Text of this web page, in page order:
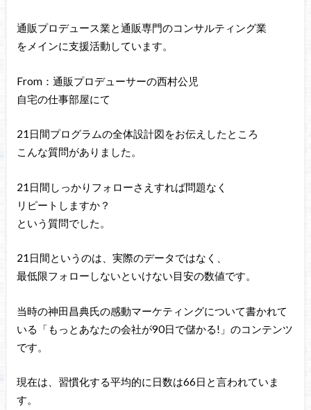
通販プロデュース業と通販専門のコンサルティング業
をメインに支援活動しています。
From：通販プロデューサーの西村公児
自宅の仕事部屋にて
21日間プログラムの全体設計図をお伝えしたところ
こんな質問がありました。
21日間しっかりフォローさえすれば問題なく
リピートしますか？
という質問でした。
21日間というのは、実際のデータではなく、
最低限フォローしないといけない目安の数値です。
当時の神田昌典氏の感動マーケティングについて書かれて
いる「もっとあなたの会社が90日で儲かる!」のコンテンツ
です。
現在は、習慣化する平均的に日数は66日と言われていま
す。